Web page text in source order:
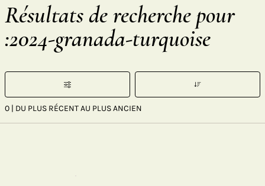
Résultats de recherche pour
:2024-granada-turquoise
0 | DU PLUS RÉCENT AU PLUS ANCIEN